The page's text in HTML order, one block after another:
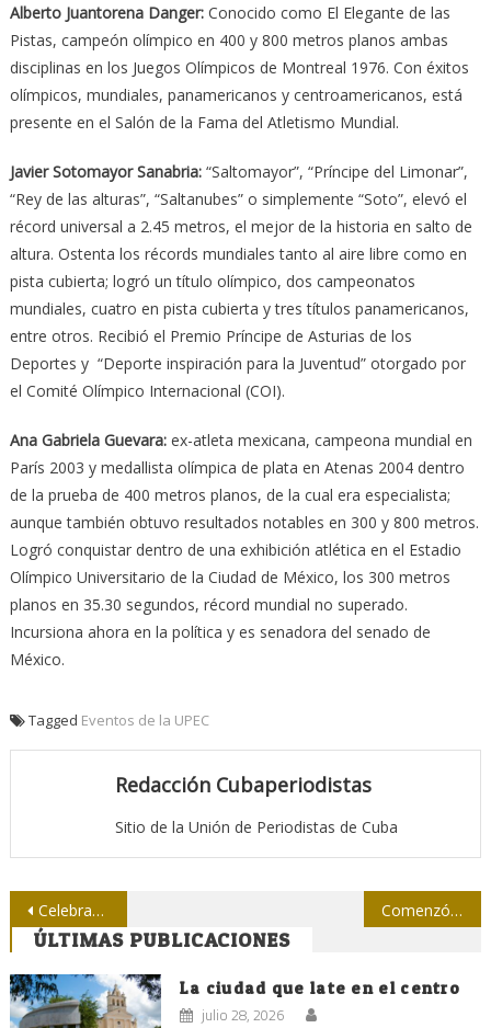
Alberto Juantorena Danger:Conocido como El Elegante de las
Pistas, campeón olímpico en 400 y 800 metros planos ambas
disciplinas en los Juegos Olímpicos de Montreal 1976. Con éxitos
olímpicos, mundiales, panamericanos y centroamericanos, está
presente en el Salón de la Fama del Atletismo Mundial.
Javier Sotomayor Sanabria:“Saltomayor”, “Príncipe del Limonar”,
“Rey de las alturas”, “Saltanubes” o simplemente “Soto”, elevó el
récord universal a 2.45 metros, el mejor de la historia en salto de
altura. Ostenta los récords mundiales tanto al aire libre como en
pista cubierta; logró un título olímpico, dos campeonatos
mundiales, cuatro en pista cubierta y tres títulos panamericanos,
entre otros. Recibió el Premio Príncipe de Asturias de los
Deportes y “Deporte inspiración para la Juventud” otorgado por
el Comité Olímpico Internacional (COI).
Ana Gabriela Guevara:ex-atleta mexicana, campeona mundial en
París 2003 y medallista olímpica de plata en Atenas 2004 dentro
de la prueba de 400 metros planos, de la cual era especialista;
aunque también obtuvo resultados notables en 300 y 800 metros.
Logró conquistar dentro de una exhibición atlética en el Estadio
Olímpico Universitario de la Ciudad de México, los 300 metros
planos en 35.30 segundos, récord mundial no superado.
Incursiona ahora en la política y es senadora del senado de
México.
Tagged Eventos de la UPEC
Redacción Cubaperiodistas
Sitio de la Unión de Periodistas de Cuba
Navegación
de
entradas
Celebran cumpleaños de una valiosa colega en la Upec santiaguera Comenzó a trabajar el Jurado del Concurso 26 de Julio/2015
ÚLTIMAS PUBLICACIONES
La ciudad que late en el centro
julio 28, 2026